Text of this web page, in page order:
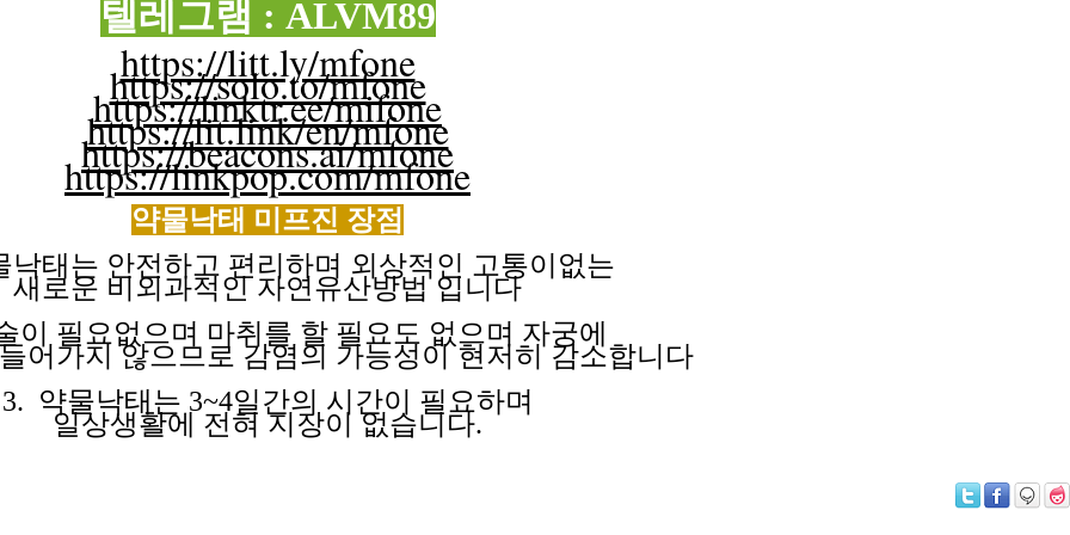
텔레그램 : ALVM89
https://litt.ly/mfone
https://solo.to/mfone
https://linktr.ee/mifone
https://lit.link/en/mfone
https://beacons.ai/mfone
https://linkpop.com/mfone
약물낙태 미프진 장점
낙태는 안전하고 편리하며 외상적인 고통이없는
새로운 비외과적인자연유산방법입니다
이 필요없으며 마취를 할 필요도 없으며 자궁에
들어가지 않으므로 감염의 가능성이현저히감소합니다
3. 약물낙태는 3~4일간의 시간이 필요하며
일상생활에 전혀 지장이 없습니다.